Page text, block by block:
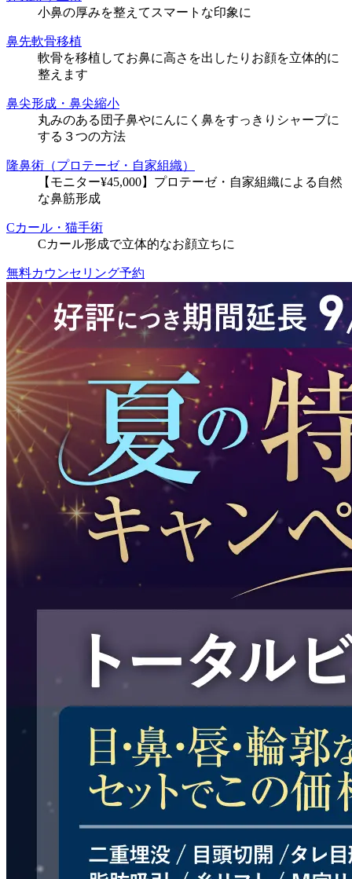
小鼻の厚みを整えてスマートな印象に
鼻先軟骨移植
軟骨を移植してお鼻に高さを出したりお顔を立体的に
整えます
鼻尖形成・鼻尖縮小
丸みのある団子鼻やにんにく鼻をすっきりシャープに
する３つの方法
隆鼻術（プロテーゼ・自家組織）
【モニター¥45,000】プロテーゼ・自家組織による自然
な鼻筋形成
Cカール・猫手術
Cカール形成で立体的なお顔立ちに
無料カウンセリング予約